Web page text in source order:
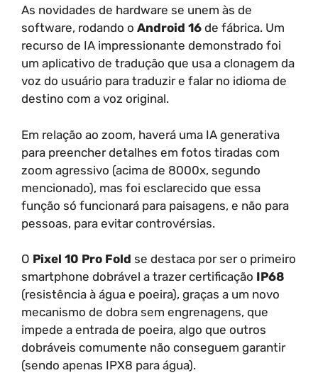
As novidades de hardware se unem às de
software, rodando o Android 16 de fábrica. Um
recurso de IA impressionante demonstrado foi
um aplicativo de tradução que usa a clonagem da
voz do usuário para traduzir e falar no idioma de
destino com a voz original.
Em relação ao zoom, haverá uma IA generativa
para preencher detalhes em fotos tiradas com
zoom agressivo (acima de 8000x, segundo
mencionado), mas foi esclarecido que essa
função só funcionará para paisagens, e não para
pessoas, para evitar controvérsias.
O Pixel 10 Pro Fold se destaca por ser o primeiro
smartphone dobrável a trazer certificação IP68
(resistência à água e poeira), graças a um novo
mecanismo de dobra sem engrenagens, que
impede a entrada de poeira, algo que outros
dobráveis comumente não conseguem garantir
(sendo apenas IPX8 para água).